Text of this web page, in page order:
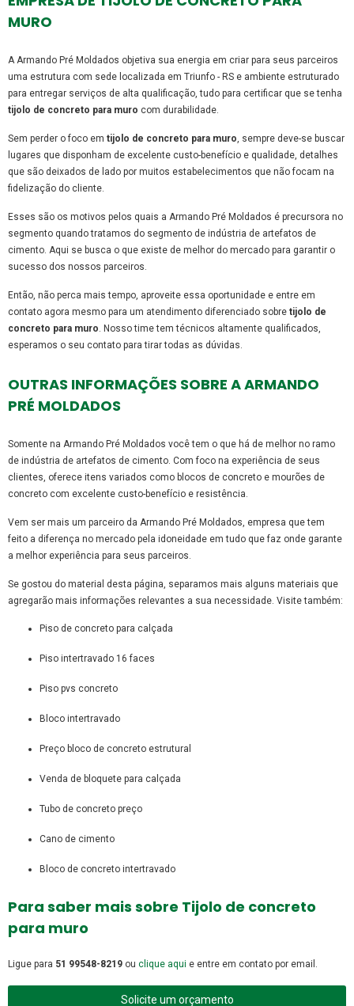
MURO
A Armando Pré Moldados objetiva sua energia em criar para seus parceiros
uma estrutura com sede localizada em Triunfo - RS e ambiente estruturado
para entregar serviços de alta qualificação, tudo para certificar que se tenha
tijolo de concreto para muro com durabilidade.
Sem perder o foco em tijolo de concreto para muro, sempre deve-se buscar
lugares que disponham de excelente custo-benefício e qualidade, detalhes
que são deixados de lado por muitos estabelecimentos que não focam na
fidelização do cliente.
Esses são os motivos pelos quais a Armando Pré Moldados é precursora no
segmento quando tratamos do segmento de indústria de artefatos de
cimento. Aqui se busca o que existe de melhor do mercado para garantir o
sucesso dos nossos parceiros.
Então, não perca mais tempo, aproveite essa oportunidade e entre em
contato agora mesmo para um atendimento diferenciado sobre tijolo de
concreto para muro. Nosso time tem técnicos altamente qualificados,
esperamos o seu contato para tirar todas as dúvidas.
OUTRAS INFORMAÇÕES SOBRE A ARMANDO
PRÉ MOLDADOS
Somente na Armando Pré Moldados você tem o que há de melhor no ramo
de indústria de artefatos de cimento. Com foco na experiência de seus
clientes, oferece itens variados como blocos de concreto e mourões de
concreto com excelente custo-benefício e resistência.
Vem ser mais um parceiro da Armando Pré Moldados, empresa que tem
feito a diferença no mercado pela idoneidade em tudo que faz onde garante
a melhor experiência para seus parceiros.
Se gostou do material desta página, separamos mais alguns materiais que
agregarão mais informações relevantes a sua necessidade. Visite também:
piso de concreto para calçada
piso intertravado 16 faces
piso pvs concreto
bloco intertravado
preço bloco de concreto estrutural
venda de bloquete para calçada
tubo de concreto preço
cano de cimento
bloco de concreto intertravado
Para saber mais sobre Tijolo de concreto
para muro
Ligue para 51 99548-8219 ou clique aqui e entre em contato por email.
Solicite um orçamento